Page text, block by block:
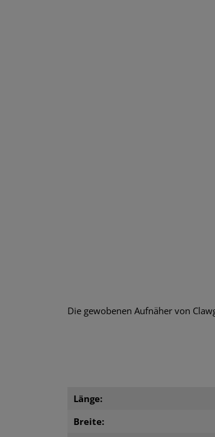
Die gewobenen Aufnäher von
Länge:
Breite: